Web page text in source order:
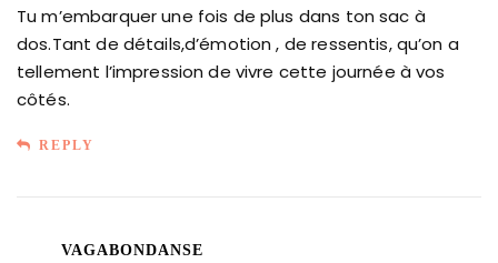
Tu m’embarquer une fois de plus dans ton sac à
dos.Tant de détails,d’émotion , de ressentis, qu’on a
tellement l’impression de vivre cette journée à vos
côtés.
REPLY
VAGABONDANSE